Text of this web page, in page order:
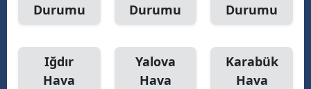
Durumu
Durumu
Durumu
Iğdır
Hava
Yalova
Hava
Karabük
Hava